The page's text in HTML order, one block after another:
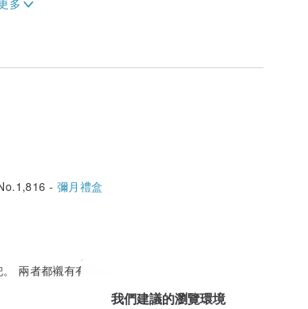
-彌月禮盒
兩者都襯有有機棉。
我們建議的瀏覽環境